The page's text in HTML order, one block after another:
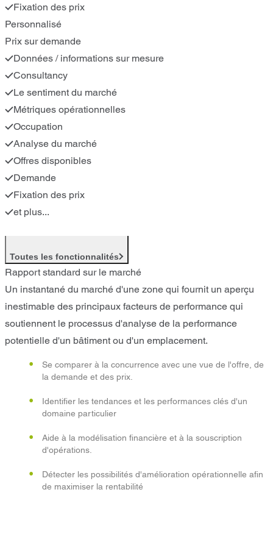
Fixation des prix
Personnalisé
Prix sur demande
Données / informations sur mesure
Consultancy
Le sentiment du marché
Métriques opérationnelles
Occupation
Analyse du marché
Offres disponibles
Demande
Fixation des prix
et plus...
Toutes les fonctionnalités
Rapport standard sur le marché
Un instantané du marché d'une zone qui fournit un aperçu
inestimable des principaux facteurs de performance qui
soutiennent le processus d'analyse de la performance
potentielle d'un bâtiment ou d'un emplacement.
Se comparer à la concurrence avec une vue de l'offre, de
la demande et des prix.
Identifier les tendances et les performances clés d'un
domaine particulier
Aide à la modélisation financière et à la souscription
d'opérations.
Détecter les possibilités d'amélioration opérationnelle afin
de maximiser la rentabilité